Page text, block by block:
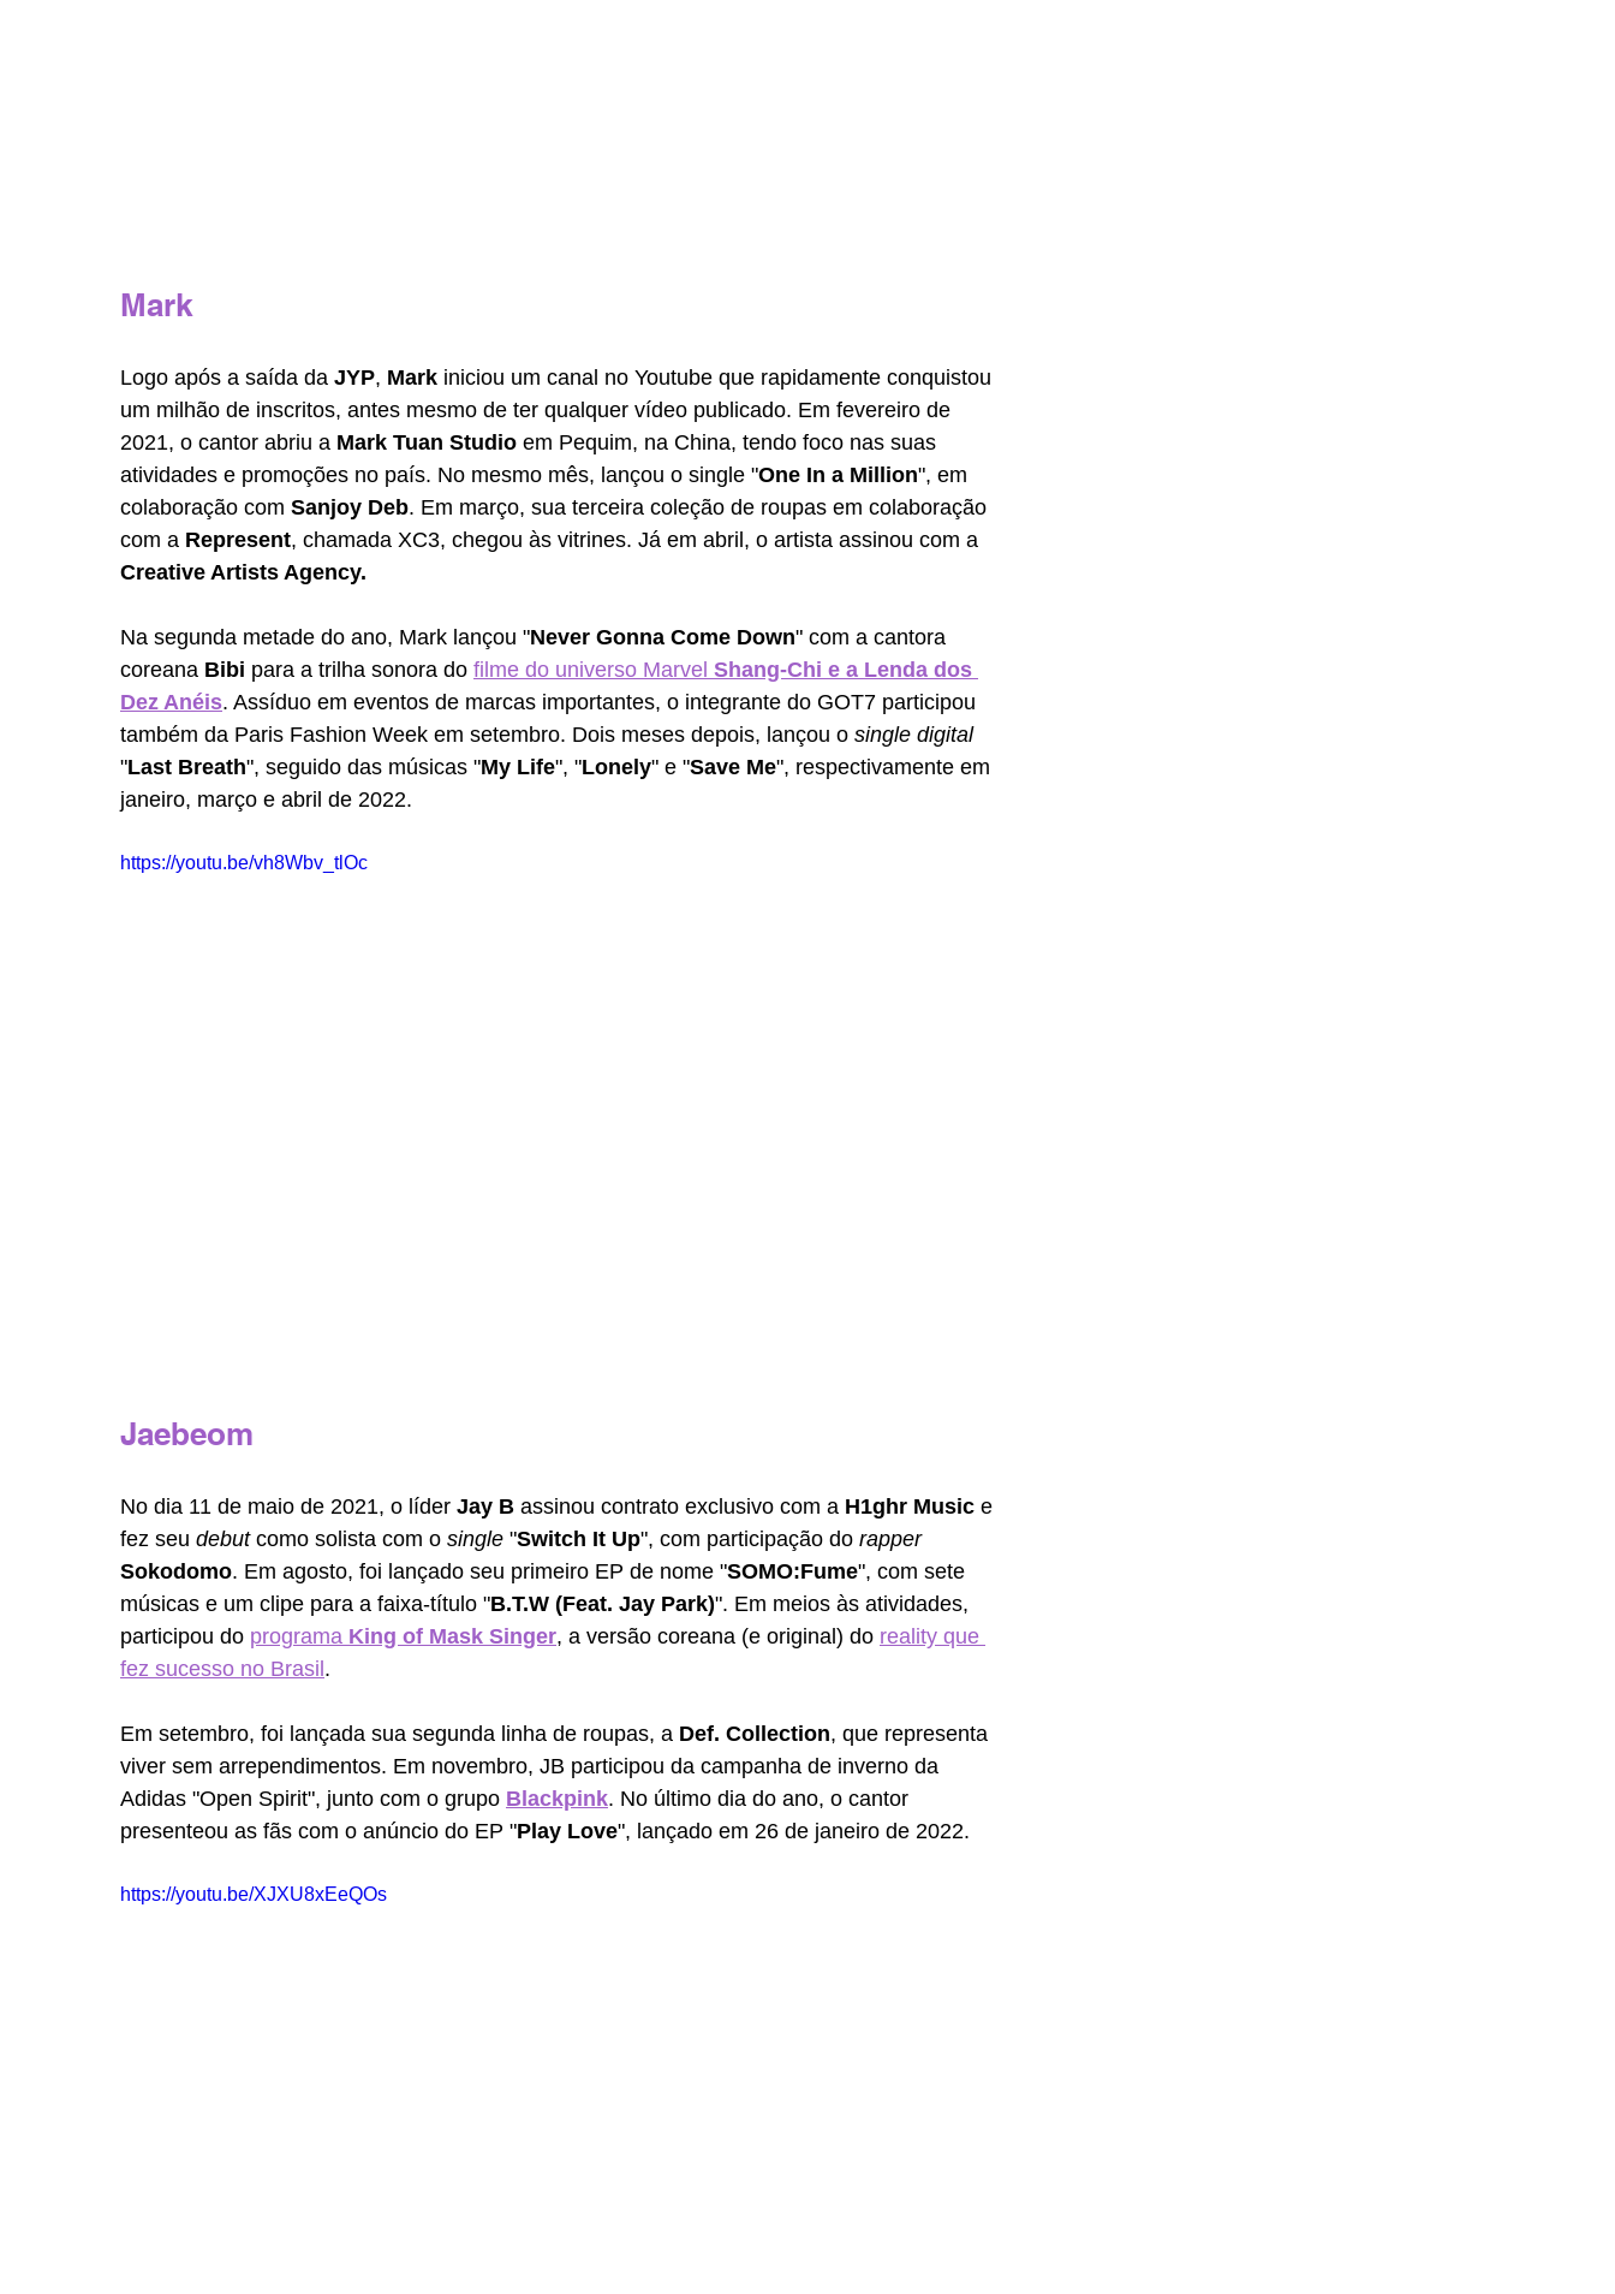
Mark
Logo após a saída da JYP, Mark iniciou um canal no Youtube que rapidamente conquistou
um milhão de inscritos, antes mesmo de ter qualquer vídeo publicado. Em fevereiro de
2021, o cantor abriu a Mark Tuan Studio em Pequim, na China, tendo foco nas suas
atividades e promoções no país. No mesmo mês, lançou o single "One In a Million", em
colaboração com Sanjoy Deb. Em março, sua terceira coleção de roupas em colaboração
com a Represent, chamada XC3, chegou às vitrines. Já em abril, o artista assinou com a
Creative Artists Agency.
Na segunda metade do ano, Mark lançou "Never Gonna Come Down" com a cantora
coreana Bibi para a trilha sonora do filme do universo Marvel Shang-Chi e a Lenda dos
Dez Anéis. Assíduo em eventos de marcas importantes, o integrante do GOT7 participou
também da Paris Fashion Week em setembro. Dois meses depois, lançou o single digital
"Last Breath", seguido das músicas "My Life", "Lonely" e "Save Me", respectivamente em
janeiro, março e abril de 2022.
https://youtu.be/vh8Wbv_tlOc
Jaebeom
No dia 11 de maio de 2021, o líder Jay B assinou contrato exclusivo com a H1ghr Music e
fez seu debut como solista com o single "Switch It Up", com participação do rapper
Sokodomo. Em agosto, foi lançado seu primeiro EP de nome "SOMO:Fume", com sete
músicas e um clipe para a faixa-título "B.T.W (Feat. Jay Park)". Em meios às atividades,
participou do programa King of Mask Singer, a versão coreana (e original) do reality que
fez sucesso no Brasil.
Em setembro, foi lançada sua segunda linha de roupas, a Def. Collection, que representa
viver sem arrependimentos. Em novembro, JB participou da campanha de inverno da
Adidas "Open Spirit", junto com o grupo Blackpink. No último dia do ano, o cantor
presenteou as fãs com o anúncio do EP "Play Love", lançado em 26 de janeiro de 2022.
https://youtu.be/XJXU8xEeQOs